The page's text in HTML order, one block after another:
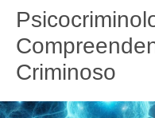
Criminoso